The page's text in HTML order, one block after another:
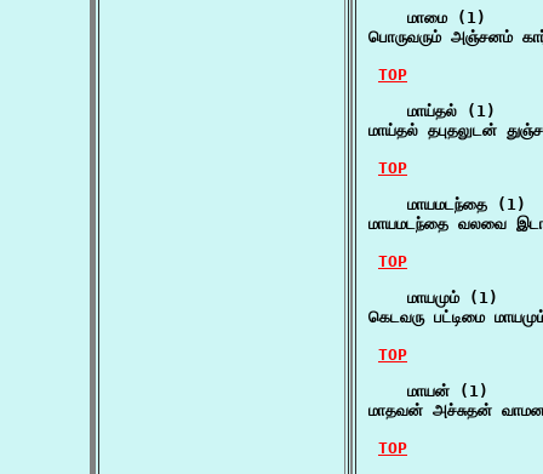
    மாமை (1)
பொருவரும் அஞ்சனம்
TOP
    மாய்தல் (1)
மாய்தல் தபுதலுடன்
TOP
    மாயமடந்தை (1)
மாயமடந்தை வலவை
TOP
    மாயமும் (1)
கெடவரு பட்டிமை
TOP
    மாயன் (1)
மாதவன் அச்சுதன்
TOP